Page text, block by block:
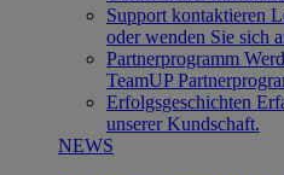
Support kontaktieren
oder wenden Sie sich
Partnerprogramm
TeamUP
Erfolgsgeschichten
unserer Kundschaft.
NEWS